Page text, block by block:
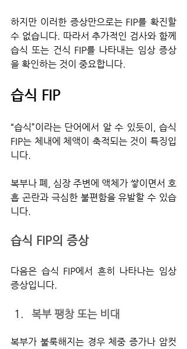
하지만 이러한 증상만으로는 FIP를 확진할
수 없습니다. 따라서 추가적인 검사와 함께
습식 또는 건식 FIP를 나타내는 임상 증상
을 확인하는 것이 중요합니다.
습식 FIP
“습식”이라는 단어에서 알 수 있듯이, 습식
FIP는 체내에 체액이 축적되는 것이 특징입
니다.
복부나 폐, 심장 주변에 액체가 쌓이면서 호
흡 곤란과 극심한 불편함을 유발할 수 있습
니다.
습식 FIP의 증상
다음은 습식 FIP에서 흔히 나타나는 임상
증상입니다.
복부 팽창 또는 비대
복부가 불룩해지는 경우 체중 증가나 암컷